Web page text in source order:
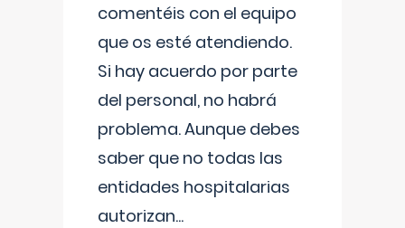
comentéis con el equipo
que os esté atendiendo.
Si hay acuerdo por parte
del personal, no habrá
problema. Aunque debes
saber que no todas las
entidades hospitalarias
autorizan...